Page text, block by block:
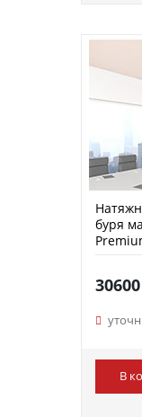
буря
30600
В